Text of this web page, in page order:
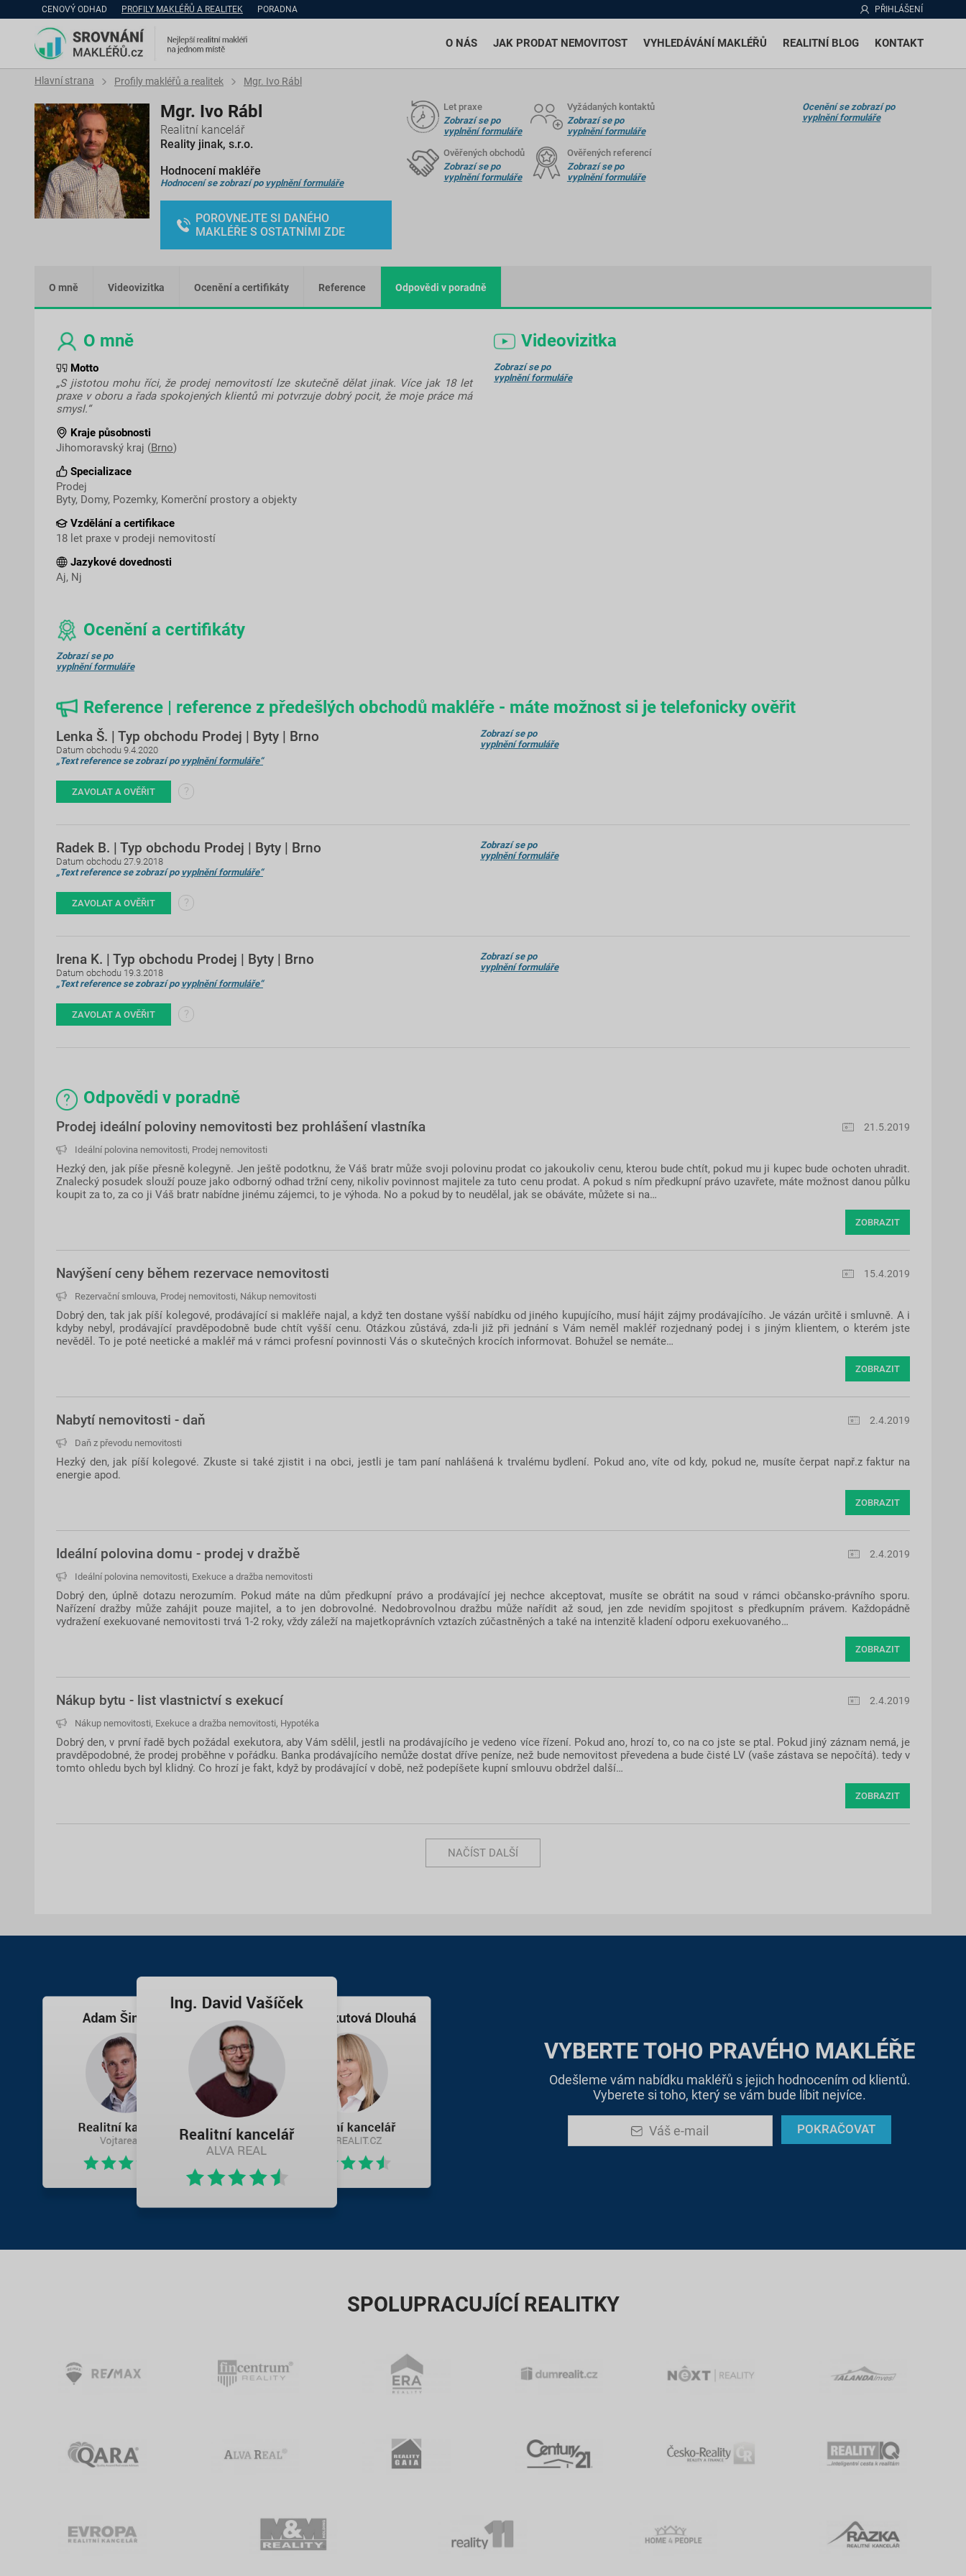
CENOVÝ ODHAD PROFILY MAKLÉŘŮ A REALITEK PORADNA PŘIHLÁŠENÍ
O NÁS JAK PRODAT NEMOVITOST VYHLEDÁVÁNÍ MAKLÉŘŮ REALITNÍ BLOG KONTAKT
Hlavní strana Profily makléřů a realitek Mgr. Ivo Rábl
Mgr. Ivo Rábl
Realitní kancelář
Reality jinak, s.r.o.
Hodnocení makléře
Hodnocení se zobrazí po vyplnění formuláře
POROVNEJTE SI DANÉHO
MAKLÉŘE S OSTATNÍMI ZDE
Let praxe
Zobrazí se po
vyplnění formuláře
Vyžádaných kontaktů
Zobrazí se po
vyplnění formuláře
Ověřených obchodů
Zobrazí se po
vyplnění formuláře
Ověřených referencí
Zobrazí se po
vyplnění formuláře
Ocenění se zobrazí po
vyplnění formuláře
O mně Videovizitka Ocenění a certifikáty Reference Odpovědi v poradně
O mně
Motto
„S jistotou mohu říci, že prodej nemovitostí lze skutečně dělat jinak. Více jak 18 let
praxe v oboru a řada spokojených klientů mi potvrzuje dobrý pocit, že moje práce má
smysl.“
Kraje působnosti
Jihomoravský kraj (Brno)
Specializace
Prodej
Byty, Domy, Pozemky, Komerční prostory a objekty
Vzdělání a certifikace
18 let praxe v prodeji nemovitostí
Jazykové dovednosti
Aj, Nj
Videovizitka
Zobrazí se po
vyplnění formuláře
Ocenění a certifikáty
Zobrazí se po
vyplnění formuláře
Reference | reference z předešlých obchodů makléře - máte možnost si je telefonicky ověřit
Lenka Š. | Typ obchodu Prodej | Byty | Brno
Datum obchodu 9.4.2020
„Text reference se zobrazí po vyplnění formuláře“
ZAVOLAT A OVĚŘIT ?
Zobrazí se po
vyplnění formuláře
Radek B. | Typ obchodu Prodej | Byty | Brno
Datum obchodu 27.9.2018
„Text reference se zobrazí po vyplnění formuláře“
ZAVOLAT A OVĚŘIT ?
Zobrazí se po
vyplnění formuláře
Irena K. | Typ obchodu Prodej | Byty | Brno
Datum obchodu 19.3.2018
„Text reference se zobrazí po vyplnění formuláře“
ZAVOLAT A OVĚŘIT ?
Zobrazí se po
vyplnění formuláře
Odpovědi v poradně
Prodej ideální poloviny nemovitosti bez prohlášení vlastníka 21.5.2019
Ideální polovina nemovitosti, Prodej nemovitosti
Hezký den, jak píše přesně kolegyně. Jen ještě podotknu, že Váš bratr může svoji polovinu prodat co jakoukoliv cenu, kterou bude chtít, pokud mu ji kupec bude ochoten uhradit.
Znalecký posudek slouží pouze jako odborný odhad tržní ceny, nikoliv povinnost majitele za tuto cenu prodat. A pokud s ním předkupní právo uzavřete, máte možnost danou půlku
koupit za to, za co ji Váš bratr nabídne jinému zájemci, to je výhoda. No a pokud by to neudělal, jak se obáváte, můžete si na…
ZOBRAZIT
Navýšení ceny během rezervace nemovitosti 15.4.2019
Rezervační smlouva, Prodej nemovitosti, Nákup nemovitosti
Dobrý den, tak jak píší kolegové, prodávající si makléře najal, a když ten dostane vyšší nabídku od jiného kupujícího, musí hájit zájmy prodávajícího. Je vázán určitě i smluvně. A i
kdyby nebyl, prodávající pravděpodobně bude chtít vyšší cenu. Otázkou zůstává, zda-li již při jednání s Vám neměl makléř rozjednaný podej i s jiným klientem, o kterém jste
nevěděl. To je poté neetické a makléř má v rámci profesní povinnosti Vás o skutečných krocích informovat. Bohužel se nemáte…
ZOBRAZIT
Nabytí nemovitosti - daň 2.4.2019
Daň z převodu nemovitosti
Hezký den, jak píší kolegové. Zkuste si také zjistit i na obci, jestli je tam paní nahlášená k trvalému bydlení. Pokud ano, víte od kdy, pokud ne, musíte čerpat např.z faktur na
energie apod.
ZOBRAZIT
Ideální polovina domu - prodej v dražbě 2.4.2019
Ideální polovina nemovitosti, Exekuce a dražba nemovitosti
Dobrý den, úplně dotazu nerozumím. Pokud máte na dům předkupní právo a prodávající jej nechce akceptovat, musíte se obrátit na soud v rámci občansko-právního sporu.
Nařízení dražby může zahájit pouze majitel, a to jen dobrovolné. Nedobrovolnou dražbu může nařídit až soud, jen zde nevidím spojitost s předkupním právem. Každopádně
vydražení exekuované nemovitosti trvá 1-2 roky, vždy záleží na majetkoprávních vztazích zúčastněných a také na intenzitě kladení odporu exekuovaného…
ZOBRAZIT
Nákup bytu - list vlastnictví s exekucí 2.4.2019
Nákup nemovitosti, Exekuce a dražba nemovitosti, Hypotéka
Dobrý den, v první řadě bych požádal exekutora, aby Vám sdělil, jestli na prodávajícího je vedeno více řízení. Pokud ano, hrozí to, co na co jste se ptal. Pokud jiný záznam nemá, je
pravděpodobné, že prodej proběhne v pořádku. Banka prodávajícího nemůže dostat dříve peníze, než bude nemovitost převedena a bude čisté LV (vaše zástava se nepočítá). tedy v
tomto ohledu bych byl klidný. Co hrozí je fakt, když by prodávající v době, než podepíšete kupní smlouvu obdržel další…
ZOBRAZIT
NAČÍST DALŠÍ
VYBERTE TOHO PRAVÉHO MAKLÉŘE
Odešleme vám nabídku makléřů s jejich hodnocením od klientů.
Vyberete si toho, který se vám bude líbit nejvíce.
Váš e-mail POKRAČOVAT
SPOLUPRACUJÍCÍ REALITKY